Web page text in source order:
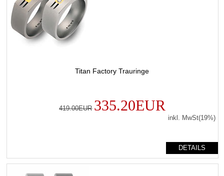
Titan Factory Trauringe
419.00EUR 335.20EUR
inkl. MwSt(19%)
DETAILS